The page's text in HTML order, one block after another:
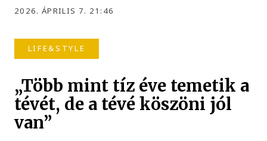
2026. ÁPRILIS 7. 21:46
LIFE&STYLE
„Több mint tíz éve temetik a
tévét, de a tévé köszöni jól
van”